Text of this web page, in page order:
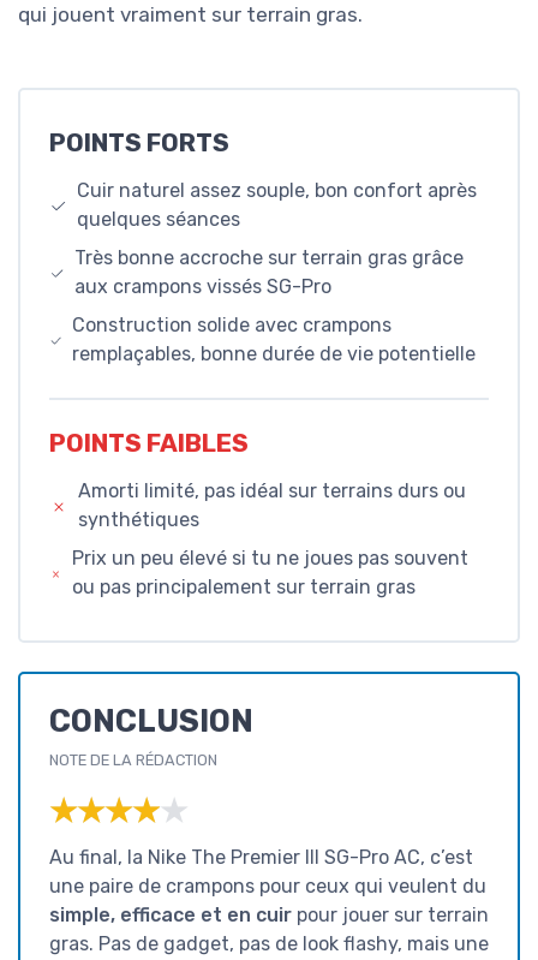
qui jouent vraiment sur terrain gras.
POINTS FORTS
Cuir naturel assez souple, bon confort après
quelques séances
Très bonne accroche sur terrain gras grâce
aux crampons vissés SG-Pro
Construction solide avec crampons
remplaçables, bonne durée de vie potentielle
POINTS FAIBLES
Amorti limité, pas idéal sur terrains durs ou
synthétiques
Prix un peu élevé si tu ne joues pas souvent
ou pas principalement sur terrain gras
CONCLUSION
NOTE DE LA RÉDACTION
★★★★★
★★★★★
Au final, la Nike The Premier III SG-Pro AC, c’est
une paire de crampons pour ceux qui veulent du
simple, efficace et en cuir pour jouer sur terrain
gras. Pas de gadget, pas de look flashy, mais une